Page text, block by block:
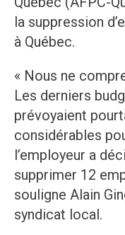
la suppression
à Québec.
« Nous ne
Les derniers
prévoyaient
considérables
l’employeur a
supprimer 12
souligne Alain
syndicat local.